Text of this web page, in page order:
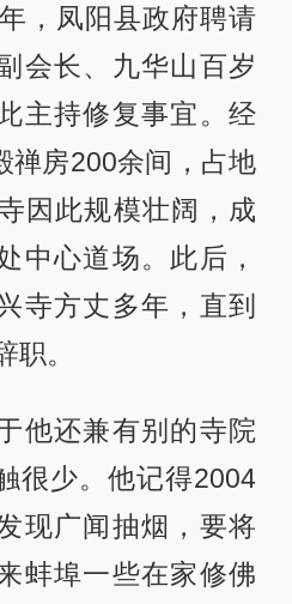
，凤阳县政府聘请
会长、九华山百岁
主持修复事宜。经
禅房200余间，占地
因此规模壮阔，成
中心道场。此后，
寺方丈多年，直到
职。
他还兼有别的寺院
很少。他记得2004
现广闻抽烟，要将
蚌埠一些在家修佛